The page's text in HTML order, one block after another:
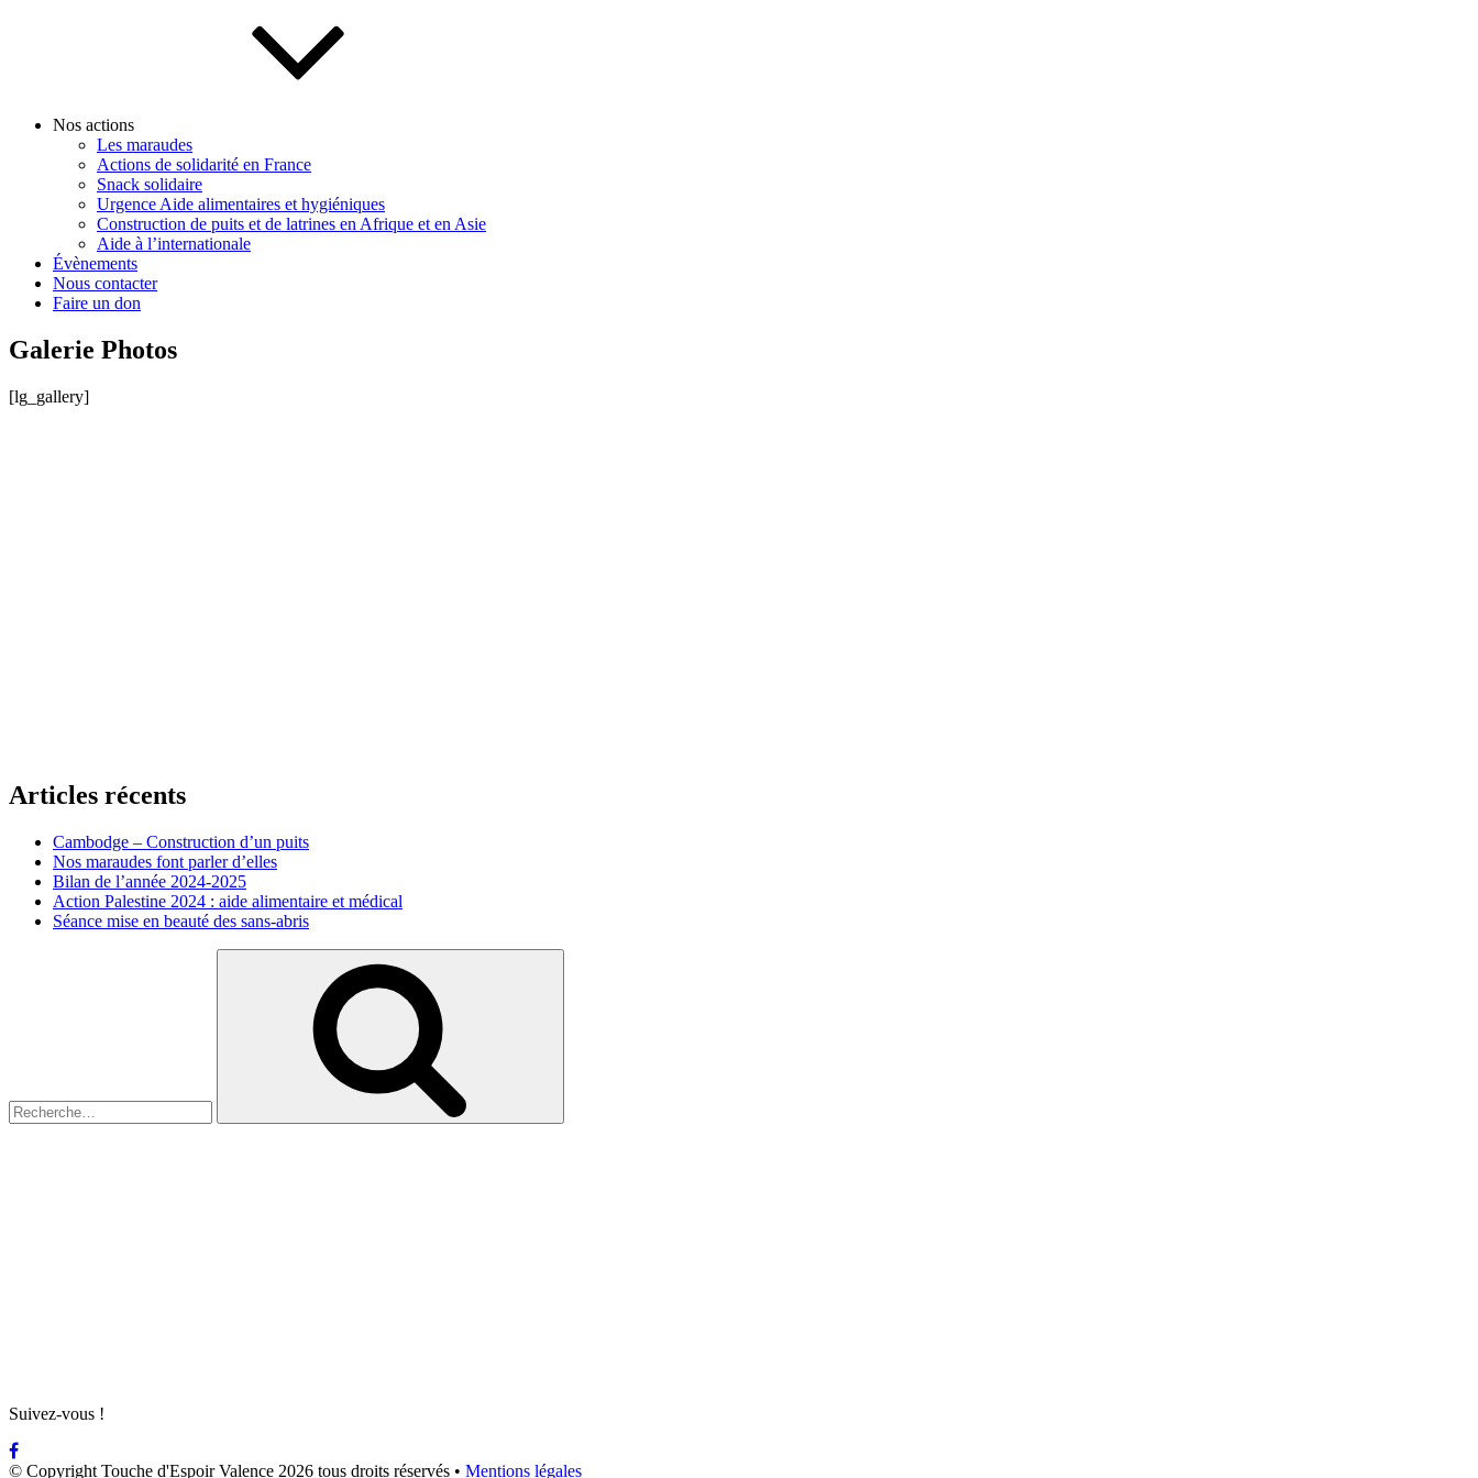
Nos actions
Les maraudes
Actions de solidarité en France
Snack solidaire
Urgence Aide alimentaires et hygiéniques
Construction de puits et de latrines en Afrique et en Asie
Aide à l’internationale
Évènements
Nous contacter
Faire un don
Galerie Photos
[lg_gallery]
Articles récents
Cambodge – Construction d’un puits
Nos maraudes font parler d’elles
Bilan de l’année 2024-2025
Action Palestine 2024 : aide alimentaire et médical
Séance mise en beauté des sans-abris
Suivez-vous !
© Copyright Touche d'Espoir Valence 2026 tous droits réservés • Mentions légales